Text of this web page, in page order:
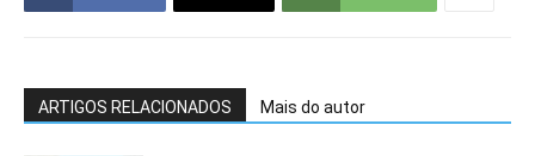
ARTIGOS RELACIONADOS Mais do autor